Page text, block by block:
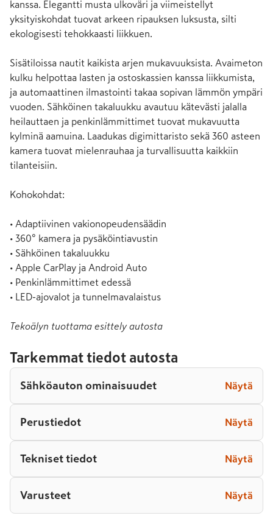
kanssa. Elegantti musta ulkoväri ja viimeistellyt
yksityiskohdat tuovat arkeen ripauksen luksusta, silti
ekologisesti tehokkaasti liikkuen.
Sisätiloissa nautit kaikista arjen mukavuuksista. Avaimeton
kulku helpottaa lasten ja ostoskassien kanssa liikkumista,
ja automaattinen ilmastointi takaa sopivan lämmön ympäri
vuoden. Sähköinen takaluukku avautuu kätevästi jalalla
heilauttaen ja penkinlämmittimet tuovat mukavuutta
kylminä aamuina. Laadukas digimittaristo sekä 360 asteen
kamera tuovat mielenrauhaa ja turvallisuutta kaikkiin
tilanteisiin.
Kohokohdat:
• Adaptiivinen vakionopeudensäädin
• 360° kamera ja pysäköintiavustin
• Sähköinen takaluukku
• Apple CarPlay ja Android Auto
• Penkinlämmittimet edessä
• LED-ajovalot ja tunnelmavalaistus
Tekoälyn tuottama esittely autosta
Tarkemmat tiedot autosta
Sähköauton ominaisuudet Näytä
Perustiedot Näytä
Tekniset tiedot Näytä
Varusteet Näytä